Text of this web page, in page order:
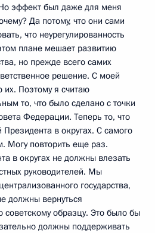
эффект был даже для меня
Да потому, что они сами
что неурегулированность
плане мешает развитию
но прежде всего самих
решение. С моей
Поэтому я считаю
то, что было сделано с точки
Федерации. Теперь то, что
Президента в округах. С самого
Могу повторить еще раз.
в округах не должны влезать
руководителей. Мы
государства,
должны вернуться
советскому образцу. Это было бы
должны поддерживать